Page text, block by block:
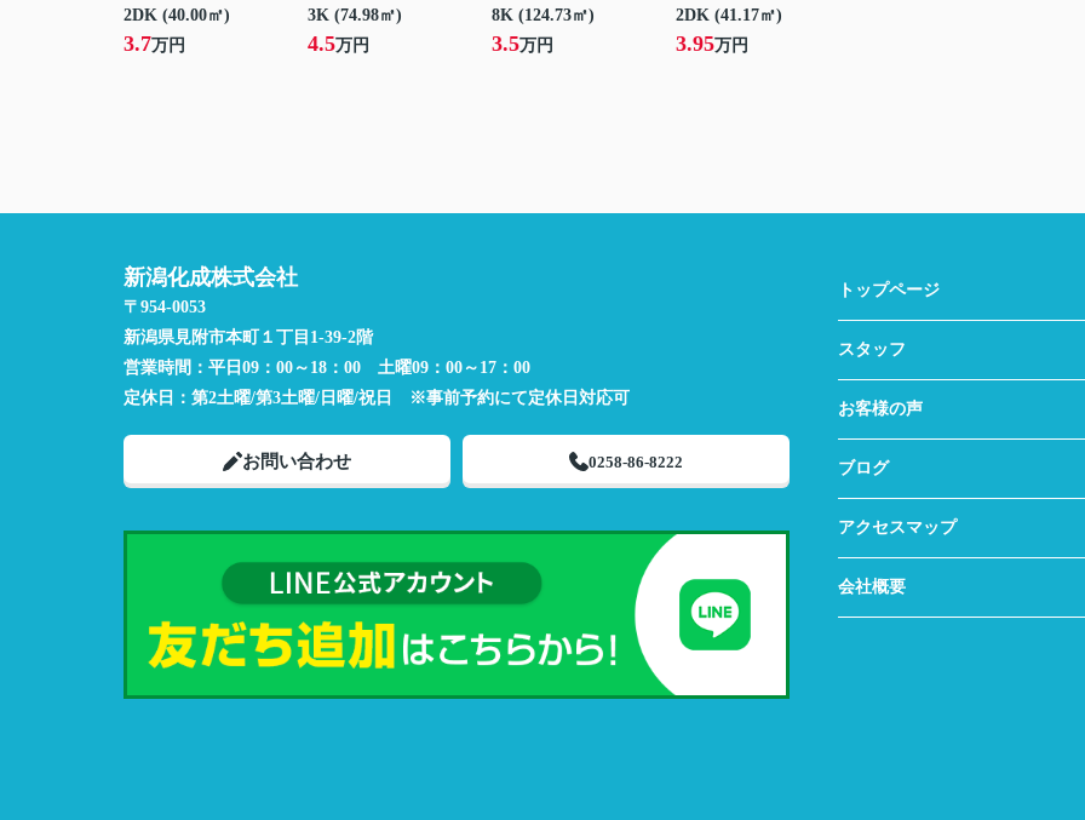
2DK (40.00㎡)
3.7万円
3K (74.98㎡)
4.5万円
8K (124.73㎡)
3.5万円
2DK (41.17㎡)
3.95万円
新潟化成株式会社
〒954-0053
新潟県見附市本町１丁目1-39-2階
営業時間： 平日09：00～18：00 土曜09：00～17：00
定休日： 第2土曜/第3土曜/日曜/祝日 ※事前予約にて定休日対応可
お問い合わせ 0258-86-8222
トップページ
スタッフ
お客様の声
ブログ
アクセスマップ
会社概要